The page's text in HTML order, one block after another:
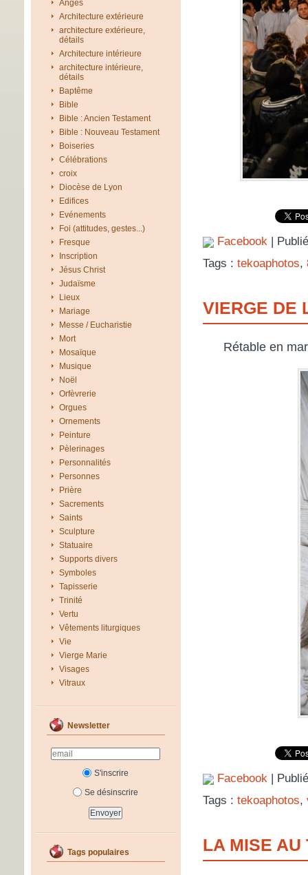
Anges
Architecture extérieure
architecture extérieure,
détails
Architecture intérieure
architecture intérieure,
détails
Baptême
Bible
Bible : Ancien Testament
Bible : Nouveau Testament
Boiseries
Célébrations
croix
Diocèse de Lyon
Edifices
Evénements
Foi (attitudes, gestes...)
Fresque
Inscription
Jésus Christ
Judaïsme
Lieux
Mariage
Messe / Eucharistie
Mort
Mosaïque
Musique
Noël
Orfèvrerie
Orgues
Ornements
Peinture
Pèlerinages
Personnalités
Personnes
Prière
Sacrements
Saints
Sculpture
Statuaire
Supports divers
Symboles
Tapisserie
Trinité
Vertu
Vêtements liturgiques
Vie
Vierge Marie
Visages
Vitraux
Newsletter
S'inscrire
Se désinscrire
Tags populaires
Facebook |
Tags : tekoaphotos,
VIERGE DE
Rétable en
Facebook |
Tags : tekoaphotos,
LA MISE AU